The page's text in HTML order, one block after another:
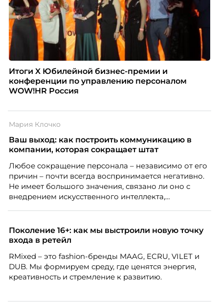
Итоги X Юбилейной бизнес-премии и
конференции по управлению персоналом
WOW!HR Россия
Мария Клочко
Ваш выход: как построить коммуникацию в
компании, которая сокращает штат
Любое сокращение персонала – независимо от его
причин – почти всегда воспринимается негативно.
Не имеет большого значения, связано ли оно с
внедрением искусственного интеллекта,
структуры компании. Для сотрудников сокращения
означают потерю стабильности, а для внешнего
рынка становятся сигналом о возможных
проблемах организации. В результате увольнения
нередко превращаются в фактор, который
негативно влияет HR-бренд работодателя.
Поколение 16+: как мы выстроили новую точку
входа в ретейл
RMixed – это fashion-бренды MAAG, ECRU, VILET и
DUB. Мы формируем среду, где ценятся энергия,
креативность и стремление к развитию.